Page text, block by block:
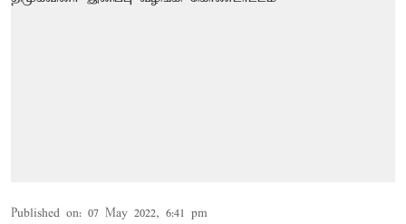
Published on: 07 May 2022, 6:41 pm